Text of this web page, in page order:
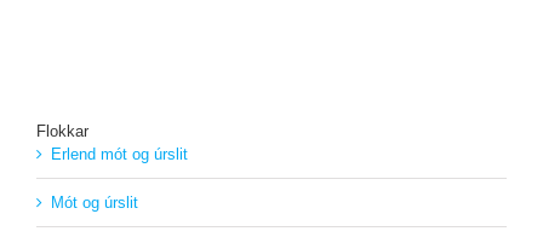
Flokkar
Erlend mót og úrslit
Mót og úrslit